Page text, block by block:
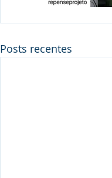
Posts recentes